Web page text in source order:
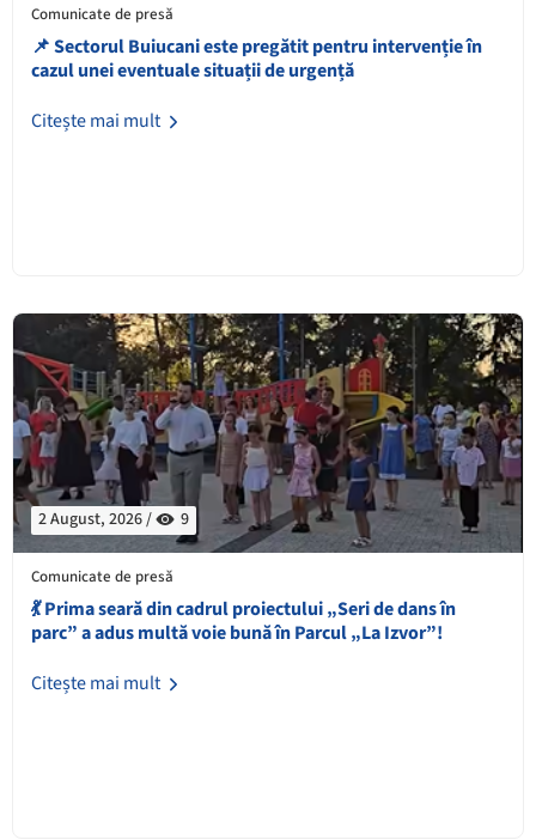
Comunicate de presă
📌 Sectorul Buiucani este pregătit pentru intervenție în
cazul unei eventuale situații de urgență
Citește mai mult
2 August, 2026 / 9
Comunicate de presă
💃 Prima seară din cadrul proiectului „Seri de dans în
parc” a adus multă voie bună în Parcul „La Izvor”!
Citește mai mult